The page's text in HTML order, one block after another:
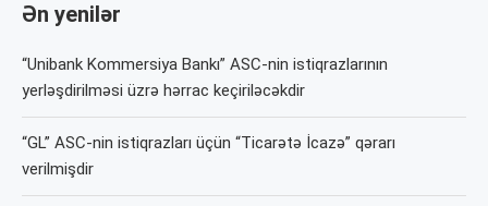
Ən yenilər
“Unibank Kommersiya Bankı” ASC-nin istiqrazlarının
yerləşdirilməsi üzrə hərrac keçiriləcəkdir
“GL” ASC-nin istiqrazları üçün “Ticarətə İcazə” qərarı
verilmişdir